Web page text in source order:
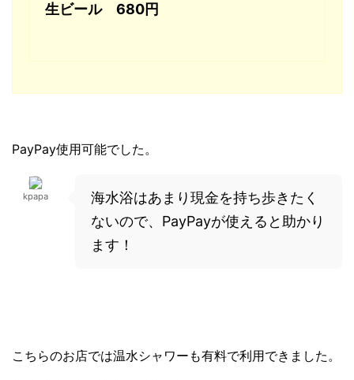
生ビール 680円
PayPay使用可能でした。
kpapa
海水浴はあまり現金を持ち歩きたく
ないので、PayPayが使えると助かり
ます！
こちらのお店では温水シャワーも有料で利用できました。